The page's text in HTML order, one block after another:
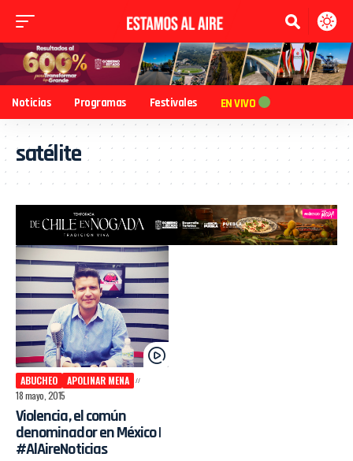
Noticias Programas Festivales EN VIVO
satélite
ABUCHEO
APOLINAR MENA
18 mayo, 2015
Violencia, el común
denominador en México |
#AlAireNoticias